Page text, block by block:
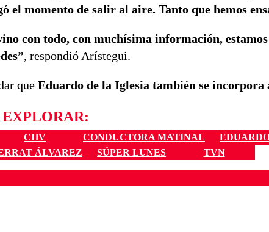
el momento de salir al aire. Tanto que hemos
con todo, con muchísima información,
, respondió Arístegui.
que Eduardo de la Iglesia también se
CHV CONDUCTORA MATINAL
ÁLVAREZ SÚPER LUNES TVN